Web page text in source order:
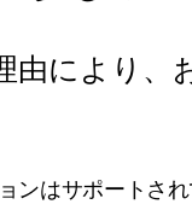
由により、
ンはサポートされ